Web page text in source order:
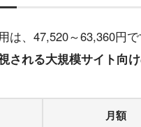
は、47,520～63,360円
される大規模サイト向け
月額